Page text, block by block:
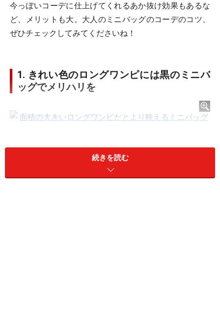
今っぽいコーデに仕上げてくれるあか抜け効果もあるな
ど、メリットも大。大人のミニバッグのコーデのコツ、
ぜひチェックしてみてくださいね！
1. きれい色のロングワンピには黒のミニバ
ッグでメリハリを
春夏に着たくなる、きれい色のロングワンピース。気分
続きを読む